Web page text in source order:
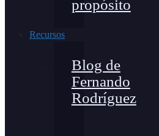
propósito
Recursos
Blog de
Fernando
Rodríguez